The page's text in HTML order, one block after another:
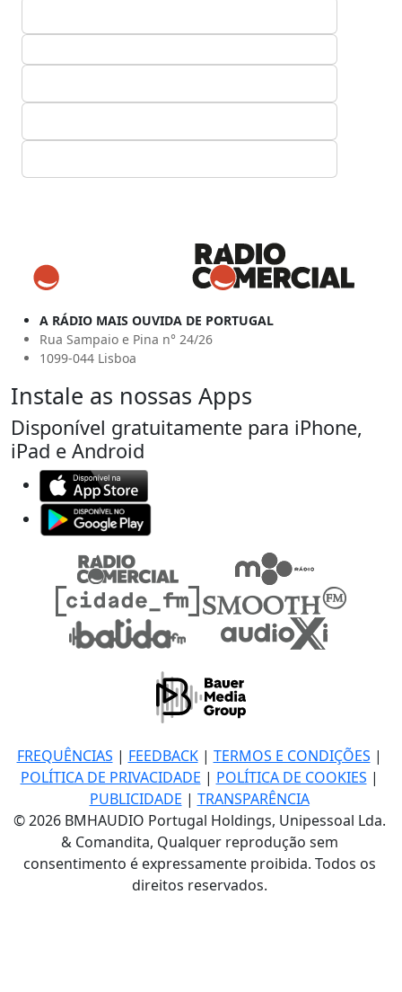
A RÁDIO MAIS OUVIDA DE PORTUGAL
Rua Sampaio e Pina n° 24/26
1099-044 Lisboa
Instale as nossas Apps
Disponível gratuitamente para iPhone,
iPad e Android
FREQUÊNCIAS | FEEDBACK| TERMOS E CONDIÇÕES |
POLÍTICA DE PRIVACIDADE | POLÍTICA DE COOKIES |
PUBLICIDADE | TRANSPARÊNCIA
© 2026 BMHAUDIO Portugal Holdings, Unipessoal Lda.
& Comandita, Qualquer reprodução sem
consentimento é expressamente proibida. Todos os
direitos reservados.